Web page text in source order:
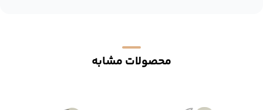
محصولات مشابه